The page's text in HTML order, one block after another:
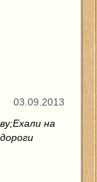
03.09.2013
на